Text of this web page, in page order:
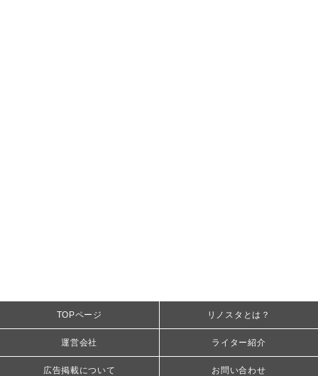
TOPページ リノスタとは？
運営会社 ライター紹介
広告掲載について お問い合わせ